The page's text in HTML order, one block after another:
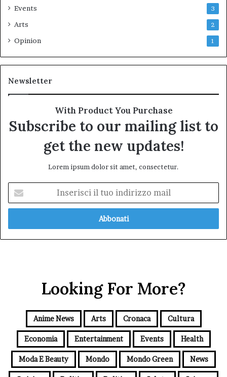
Events 3
Arts 2
Opinion 1
Newsletter
With Product You Purchase
Subscribe to our mailing list to
get the new updates!
Lorem ipsum dolor sit amet, consectetur.
tuo
mail
Looking For More?
Anime News Arts Cronaca Cultura
Economia Entertainment Events Health
Moda E Beauty Mondo Mondo Green News